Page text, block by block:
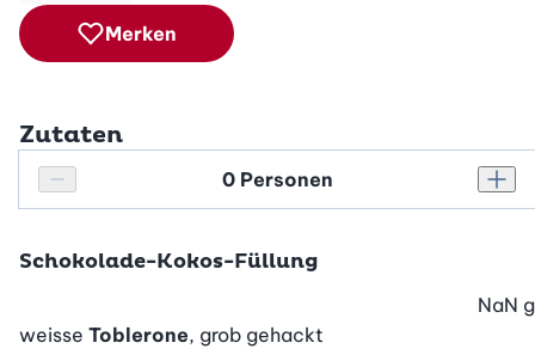
Merken
Zutaten
Personenanzahl verringern
Personenanzahl
Schokolade-Kokos-Füllung
weisse Toblerone, grob gehackt
NaN g